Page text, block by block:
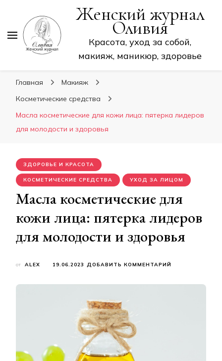
Женский журнал
Оливия
Красота, уход за собой,
макияж, маникюр, здоровье
Главная
Макияж
Косметические средства
Масла косметические для кожи лица: пятерка лидеров
для молодости и здоровья
ЗДОРОВЬЕ И КРАСОТА
КОСМЕТИЧЕСКИЕ СРЕДСТВА УХОД ЗА ЛИЦОМ
Масла косметические для
кожи лица: пятерка лидеров
для молодости и здоровья
от ALEX 19.06.2023 ДОБАВИТЬ КОММЕНТАРИЙ